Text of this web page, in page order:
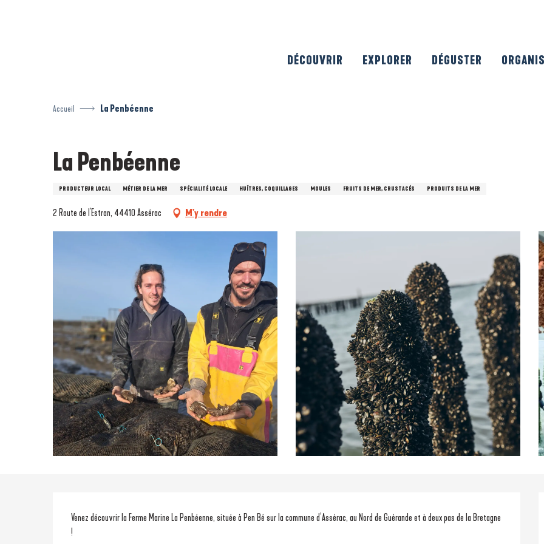
DÉCOUVRIR EXPLORER DÉGUSTER
Accueil La Penbéenne
La Penbéenne
PRODUCTEUR LOCAL MÉTIER DE LA MER SPÉCIALITÉ LOCALE HUÎTRES, COQUILLAGES MOULES FRUITS DE MER, CRUSTACÉS PRODUITS DE LA MER
2 Route de l'Estran, 44410 Assérac M'y rendre
Description
Venez découvrir la Ferme Marine La Penbéenne, située à Pen Bé sur la commune d’Assérac, au Nord de Guérande et à deux pas de la Bretagne
!